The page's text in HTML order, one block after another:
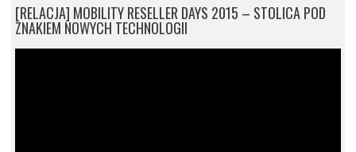
[RELACJA] MOBILITY RESELLER DAYS 2015 – STOLICA POD
ZNAKIEM NOWYCH TECHNOLOGII